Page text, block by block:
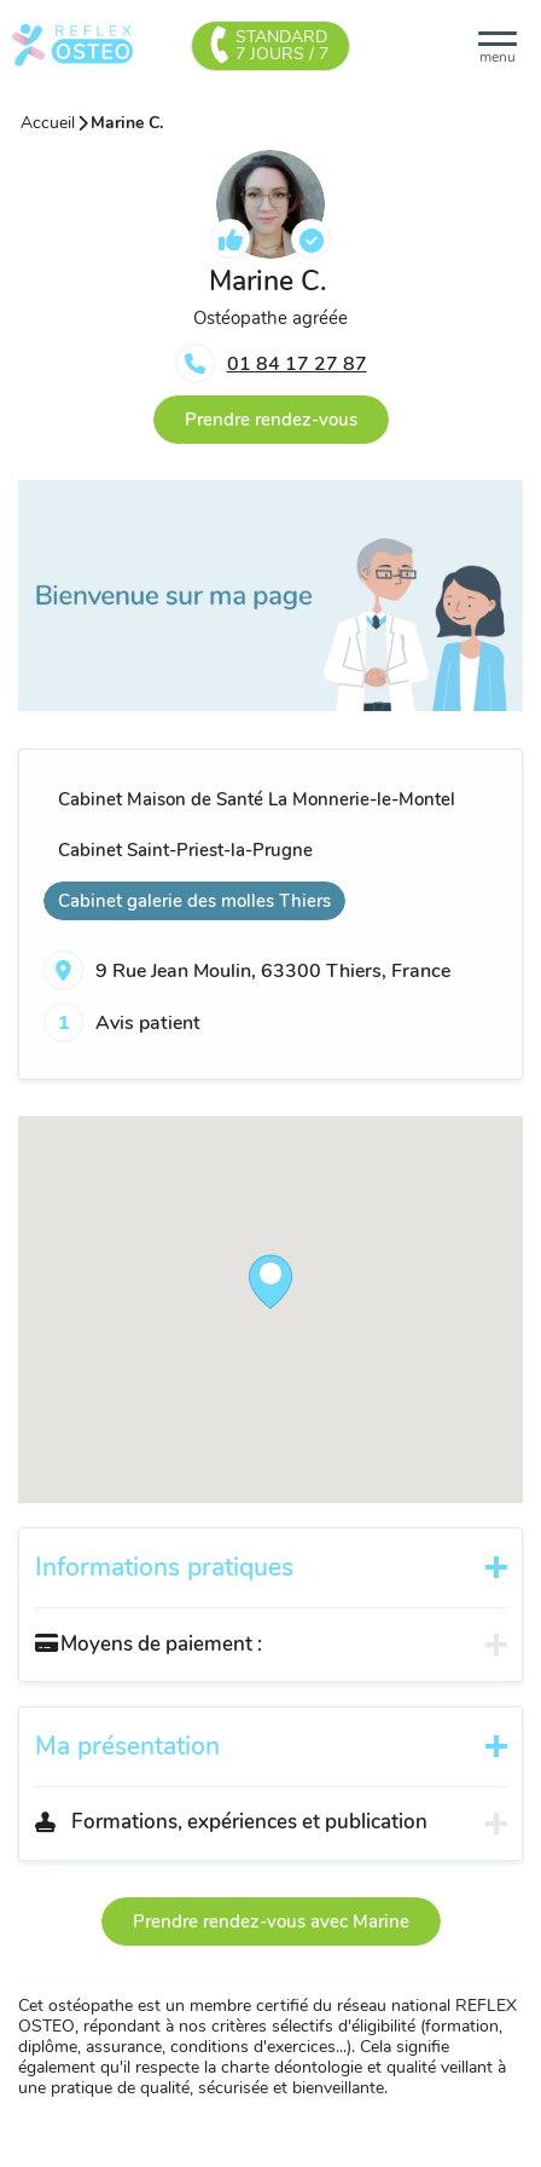
menu
STANDARD
7 JOURS / 7
Accueil Marine C.
Marine C.
Ostéopathe agréée
01 84 17 27 87
Prendre rendez-vous
Cabinet Maison de Santé La Monnerie-le-Montel
Cabinet Saint-Priest-la-Prugne
Cabinet galerie des molles Thiers
9 Rue Jean Moulin, 63300 Thiers, France
1
Avis patient
Informations pratiques
Moyens de paiement :
Ma présentation
Formations, expériences et publication
Prendre rendez-vous avec Marine
Cet ostéopathe est un membre certifié du réseau national REFLEX
OSTEO, répondant à nos critères sélectifs d'éligibilité (formation,
diplôme, assurance, conditions d'exercices...). Cela signifie
également qu'il respecte la charte déontologie et qualité veillant à
une pratique de qualité, sécurisée et bienveillante.